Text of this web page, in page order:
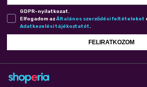
GDPR-nyilatkozat.
Elfogadom azÁl­ta­lá­nos szer­ző­dé­si fel­té­te­le­ket
Adat­ke­ze­lé­si tá­jé­koz­ta­tót.
FELIRATKOZOM